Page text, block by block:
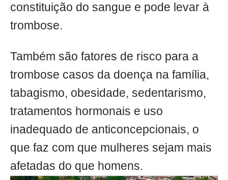
constituição do sangue e pode levar à
trombose.
Também são fatores de risco para a
trombose casos da doença na família,
tabagismo, obesidade, sedentarismo,
tratamentos hormonais e uso
inadequado de anticoncepcionais, o
que faz com que mulheres sejam mais
afetadas do que homens.